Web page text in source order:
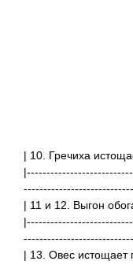
| 10.
| 11 и 12.
| 13. Овес